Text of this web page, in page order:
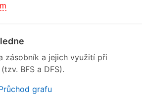
zásobník a jejich využití při
BFS a DFS).
grafu